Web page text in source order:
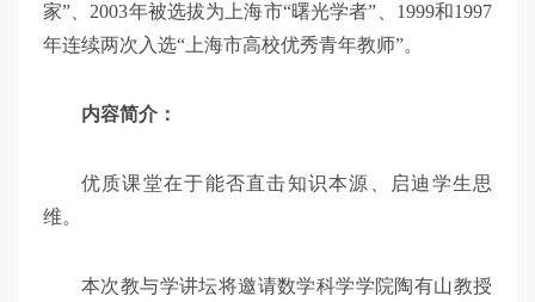
家”、2003年被选拔为上海市“曙光学者”、1999和1997
年连续两次入选“上海市高校优秀青年教师”。
内容简介：
优质课堂在于能否直击知识本源、启迪学生思
维。
本次教与学讲坛将邀请数学科学学院陶有山教授